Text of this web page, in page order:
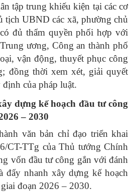
tập trung khiếu kiện tại các cơ
tịch UBND các xã, phường chủ
đủ thẩm quyền phối hợp với
ương, Công an thành phố
vận động, thuyết phục công
đồng thời xem xét, giải quyết
của pháp luật.
dựng kế hoạch đầu tư công
– 2030
văn bản chỉ đạo triển khai
CT-TTg của Thủ tướng Chính
vốn đầu tư công gắn với đánh
đẩy nhanh xây dựng kế hoạch
đoạn 2026 – 2030.